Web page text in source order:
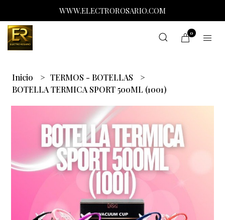
WWW.ELECTROROSARIO.COM
0
Inicio
TERMOS - BOTELLAS
BOTELLA TERMICA SPORT 500ML (1001)